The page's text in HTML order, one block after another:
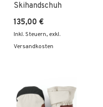
Skihandschuh
135,00 €
Inkl. Steuern, exkl.
Versandkosten